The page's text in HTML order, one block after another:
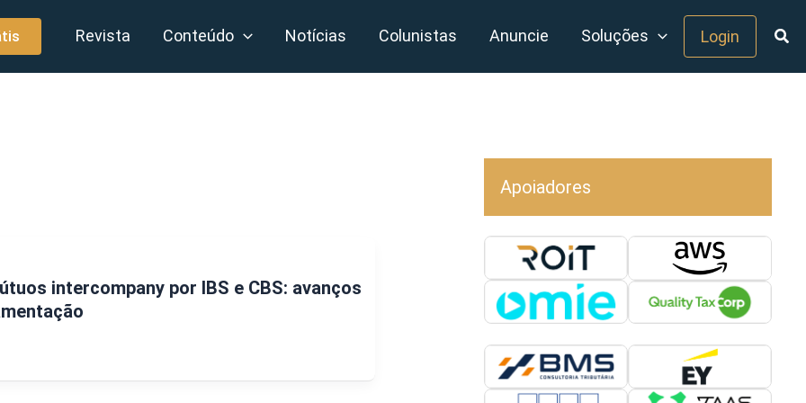
Revista Conteúdo Notícias Colunistas Anuncie Soluções Login
intercompany por IBS e CBS: avanços
Apoiadores